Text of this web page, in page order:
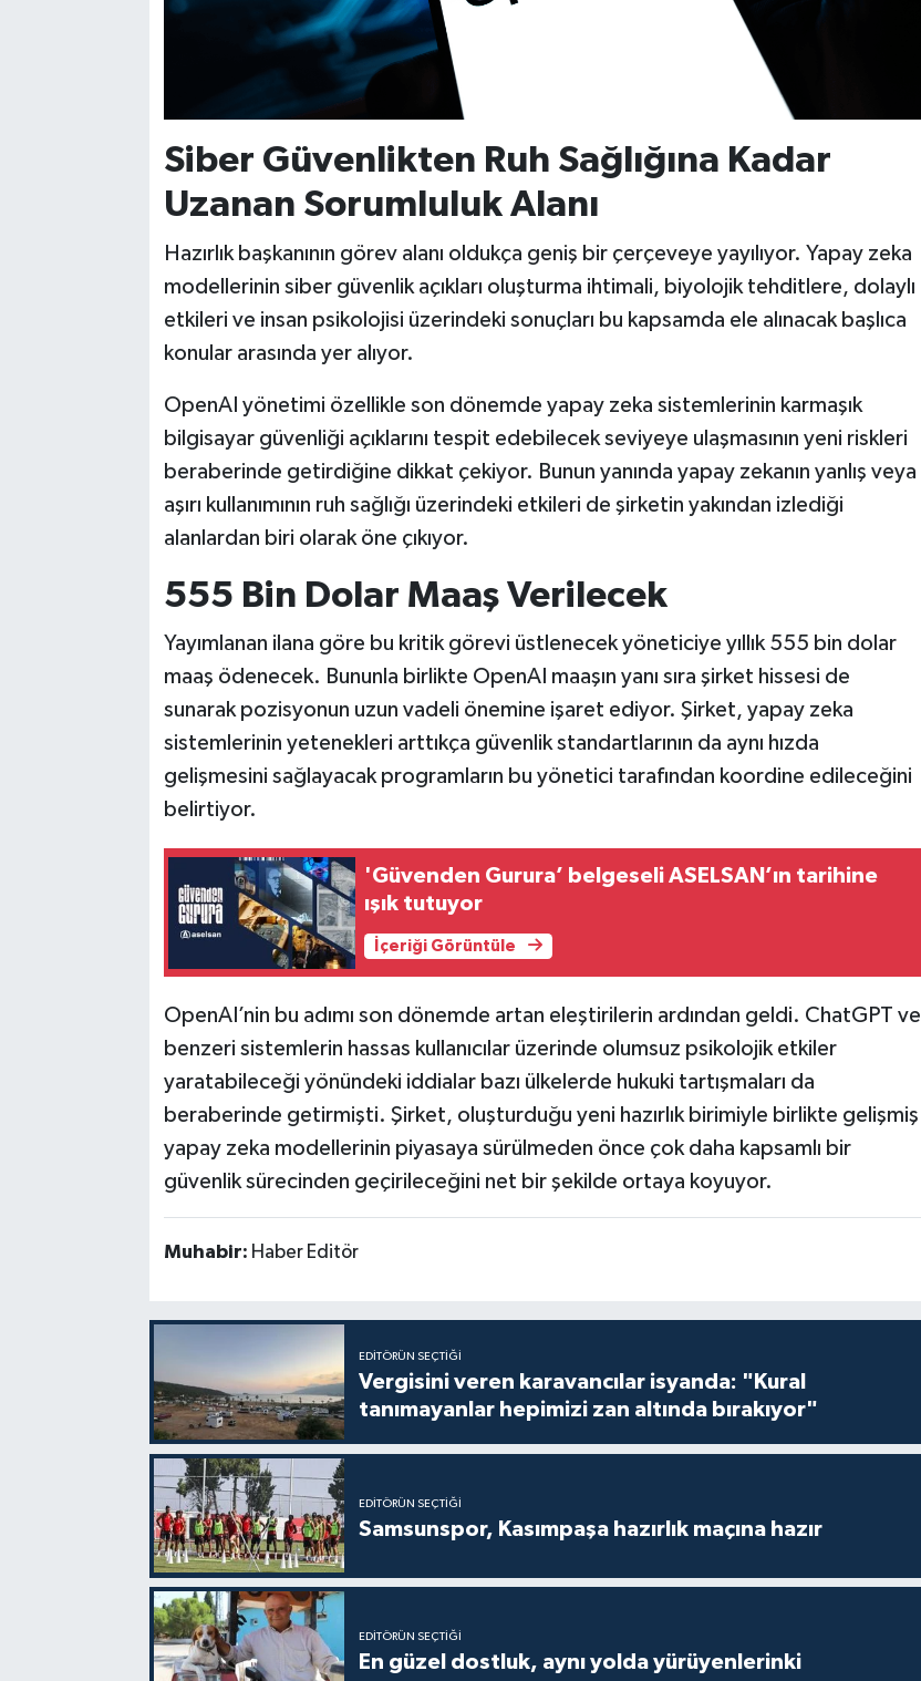
Siber Güvenlikten Ruh Sağlığına Kadar
Uzanan Sorumluluk Alanı
Hazırlık başkanının görev alanı oldukça geniş bir çerçeveye yayılıyor. Yapay zeka
modellerinin siber güvenlik açıkları oluşturma ihtimali, biyolojik tehditlere, dolaylı
etkileri ve insan psikolojisi üzerindeki sonuçları bu kapsamda ele alınacak başlıca
konular arasında yer alıyor.
OpenAI yönetimi özellikle son dönemde yapay zeka sistemlerinin karmaşık
bilgisayar güvenliği açıklarını tespit edebilecek seviyeye ulaşmasının yeni riskleri
beraberinde getirdiğine dikkat çekiyor. Bunun yanında yapay zekanın yanlış veya
aşırı kullanımının ruh sağlığı üzerindeki etkileri de şirketin yakından izlediği
alanlardan biri olarak öne çıkıyor.
555 Bin Dolar Maaş Verilecek
Yayımlanan ilana göre bu kritik görevi üstlenecek yöneticiye yıllık 555 bin dolar
maaş ödenecek. Bununla birlikte OpenAI maaşın yanı sıra şirket hissesi de
sunarak pozisyonun uzun vadeli önemine işaret ediyor. Şirket, yapay zeka
sistemlerinin yetenekleri arttıkça güvenlik standartlarının da aynı hızda
gelişmesini sağlayacak programların bu yönetici tarafından koordine edileceğini
belirtiyor.
'Güvenden Gurura’ belgeseli ASELSAN’ın tarihine
ışık tutuyor
İçeriği Görüntüle
OpenAI’nin bu adımı son dönemde artan eleştirilerin ardından geldi. ChatGPT ve
benzeri sistemlerin hassas kullanıcılar üzerinde olumsuz psikolojik etkiler
yaratabileceği yönündeki iddialar bazı ülkelerde hukuki tartışmaları da
beraberinde getirmişti. Şirket, oluşturduğu yeni hazırlık birimiyle birlikte gelişmiş
yapay zeka modellerinin piyasaya sürülmeden önce çok daha kapsamlı bir
güvenlik sürecinden geçirileceğini net bir şekilde ortaya koyuyor.
Muhabir: Haber Editör
EDITÖRÜN SEÇTIĞI
Vergisini veren karavancılar isyanda: "Kural
tanımayanlar hepimizi zan altında bırakıyor"
EDITÖRÜN SEÇTIĞI
Samsunspor, Kasımpaşa hazırlık maçına hazır
EDITÖRÜN SEÇTIĞI
En güzel dostluk, aynı yolda yürüyenlerinki